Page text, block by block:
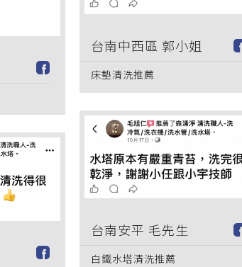
台南中西區 郭小姐
床墊清洗推薦
台南安平 毛先生
白鐵水塔清洗推薦